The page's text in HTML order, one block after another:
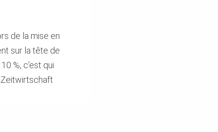
de la mise en
sur la tête de
%, c'est qui